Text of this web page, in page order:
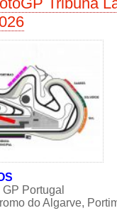
Portugal
do Algarve,